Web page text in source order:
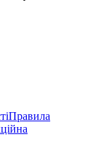
Правила